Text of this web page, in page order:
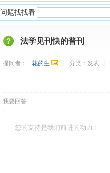
问题找找看
法学见刊快的普刊
提问者： 花的生 分类： 发表
我要回答